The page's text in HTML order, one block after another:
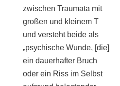
zwischen Traumata mit
großen und kleinem T
und versteht beide als
„psychische Wunde, [die]
ein dauerhafter Bruch
oder ein Riss im Selbst